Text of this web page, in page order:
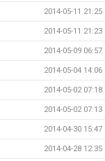
2014-05-11 21:25
2014-05-11 21:23
2014-05-09 06:57
2014-05-04 14:06
2014-05-02 07:18
2014-05-02 07:13
2014-04-30 15:47
2014-04-28 12:35